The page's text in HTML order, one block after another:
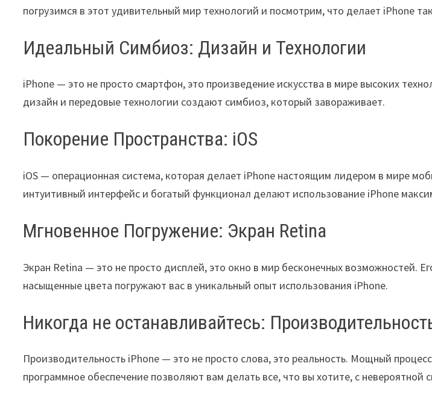
погрузимся в этот удивительный мир технологий и посмотрим, что делает iPhone
Идеальный Симбиоз: Дизайн и Технологии
iPhone — это не просто смартфон, это произведение искусства в мире высоких
дизайн и передовые технологии создают симбиоз, который завораживает.
Покорение Пространства: iOS
iOS — операционная система, которая делает iPhone настоящим лидером в мире
интуитивный интерфейс и богатый функционал делают использование iPhone
Мгновенное Погружение: Экран Retina
Экран Retina — это не просто дисплей, это окно в мир бесконечных возможностей.
насыщенные цвета погружают вас в уникальный опыт использования iPhone.
Никогда не останавливайтесь:
Производительность iPhone — это не просто слова, это реальность. Мощный
программное обеспечение позволяют вам делать все, что вы хотите, с невероятной